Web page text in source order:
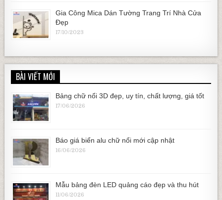
Gia Công Mica Dán Tường Trang Trí Nhà Cửa
Đẹp
17/10/2023
BÀI VIẾT MỚI
Bảng chữ nổi 3D đẹp, uy tín, chất lượng, giá tốt
17/06/2026
Báo giá biển alu chữ nổi mới cập nhật
16/06/2026
Mẫu bảng đèn LED quảng cáo đẹp và thu hút
11/06/2026